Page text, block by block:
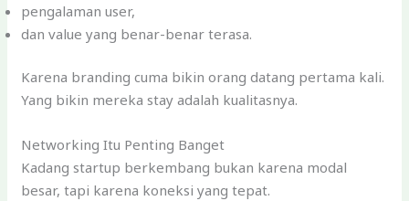
pengalaman user,
dan value yang benar-benar terasa.
Karena branding cuma bikin orang datang pertama kali.
Yang bikin mereka stay adalah kualitasnya.
Networking Itu Penting Banget
Kadang startup berkembang bukan karena modal
besar, tapi karena koneksi yang tepat.